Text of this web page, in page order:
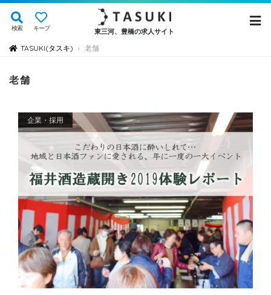
検索 キープ 東三河、豊橋の求人サイト
TASUKI(タスキ) › 老舗
老舗
企業・採用